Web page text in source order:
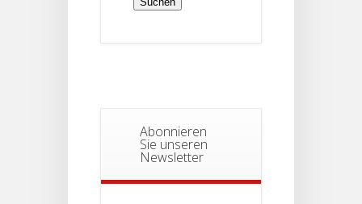
Abonnieren
Sie unseren
Newsletter